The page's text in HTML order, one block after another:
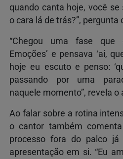
quando canta hoje, você
o cara lá de trás?”, pergunta
“Chegou uma fase que
Emoções’ e pensava ‘ai,
hoje eu escuto e penso:
passando por uma
naquele momento”, revela o
Ao falar sobre a rotina
o cantor também
processo fora do palco
apresentação em si. “Eu